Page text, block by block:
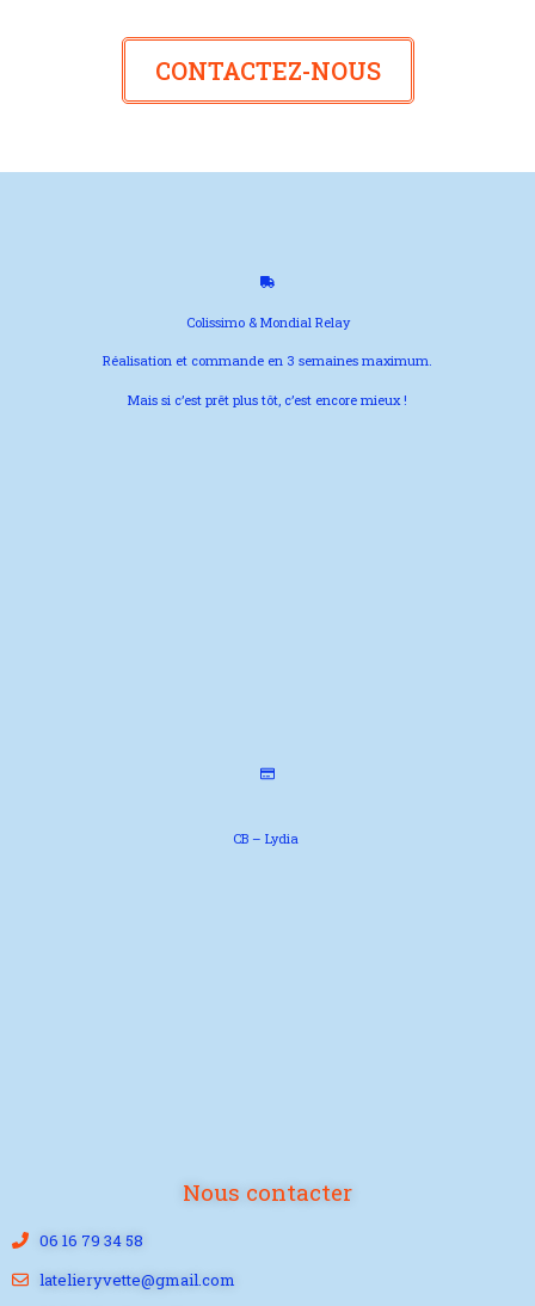
CONTACTEZ-NOUS
Colissimo & Mondial Relay
Réalisation et commande en 3 semaines maximum.
Mais si c’est prêt plus tôt, c’est encore mieux !
CB – Lydia
Nous contacter
06 16 79 34 58
latelieryvette@gmail.com